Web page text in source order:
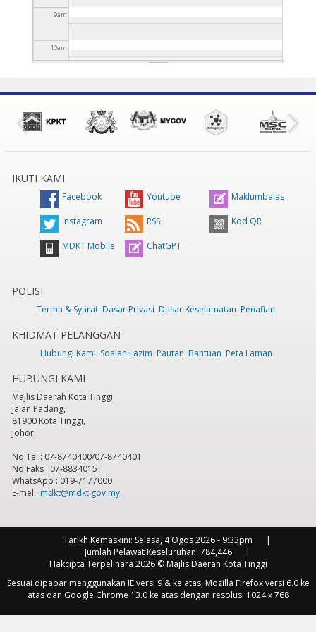
9am
10am
2pm
3pm
pm
6pm
8 pm
9 pm
11pm
IKUTI KAMI
Facebook Youtube Maklumbalas
Instagram RSS Kod QR
MDKT Mobile ChatGPT
POLISI
Terma & Syarat Dasar Privasi Dasar Keselamatan Penafian
KHIDMAT PELANGGAN
Hubungi Kami Soalan Lazim Pautan Bantuan Peta Laman
HUBUNGI KAMI
Majlis Daerah Kota Tinggi
Jalan Padang,
81900 Kota Tinggi,
Johor.
No Tel : 07-8740400/07-8740401
No Faks : 07-8834015
WhatsApp : 019-7177000
E-mel : mdkt@mdkt.gov.my
Tarikh Kemaskini: Selasa, 4 Ogos 2026 - 9:33pm
Jumlah Pelawat Keseluruhan: 784,446
Hakcipta Terpelihara 2026 © Majlis Daerah Kota Tinggi
Sesuai dipapar menggunakan IE versi 9 & ke atas, Mozilla Firefox versi 6.0 ke
atas dan Google Chrome 13.0 ke atas dengan resolusi 1024 x 768